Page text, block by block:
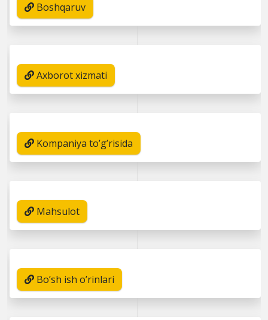
Boshqaruv
Axborot xizmati
Kompaniya to’g’risida
Mahsulot
Bo’sh ish o’rinlari